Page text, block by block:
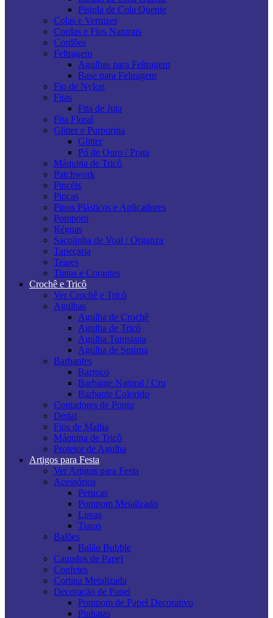
Pistola de Cola Quente
Colas e Vernizes
Cordas e Fios Naturais
Cordões
Feltragem
Agulhas para Feltragem
Base para Feltragem
Fio de Nylon
Fitas
Fita de Juta
Fita Floral
Glitter e Purpurina
Glitter
Pó de Ouro / Prata
Máquina de Tricô
Patchwork
Pincéis
Pinças
Pinos Plásticos e Aplicadores
Pompom
Réguas
Sacolinha de Voal / Organza
Tapeçaria
Teares
Tintas e Corantes
Crochê e Tricô
Ver Crochê e Tricô
Agulhas
Agulha de Crochê
Agulha de Tricô
Agulha Tunisiana
Agulha de Smirna
Barbantes
Barroco
Barbante Natural / Cru
Barbante Colorido
Contadores de Ponto
Dedal
Fios de Malha
Máquina de Tricô
Protetor de Agulha
Artigos para Festa
Ver Artigos para Festa
Acessórios
Perucas
Pompom Metalizado
Luvas
Tiaras
Balões
Balão Bubble
Canudos de Papel
Confetes
Cortina Metalizada
Decoração de Papel
Pompom de Papel Decorativo
Pinhatas